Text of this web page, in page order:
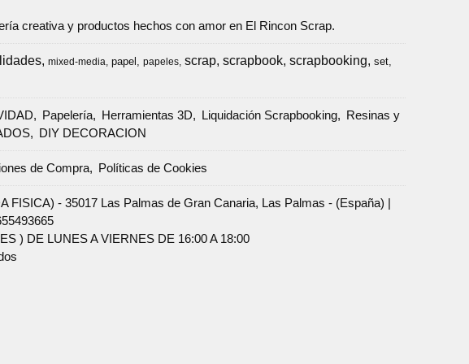
creativa y productos hechos con amor en El Rincon Scrap.
mixed-media papel papeles scrap scrapbook scrapbooking set
Papelería Herramientas 3D Liquidación Scrapbooking
Resinas y
DIY DECORACION
de Compra Políticas de Cookies
- 35017 Las Palmas de Gran Canaria, Las Palmas - (España) |
) DE LUNES A VIERNES DE 16:00 A 18:00